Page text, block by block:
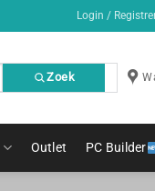
Login /
Zoek
Outlet PC Builder